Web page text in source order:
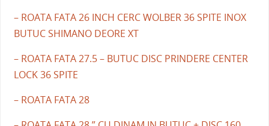
– ROATA FATA 26 INCH CERC WOLBER 36 SPITE INOX
BUTUC SHIMANO DEORE XT
– ROATA FATA 27.5 – BUTUC DISC PRINDERE CENTER
LOCK 36 SPITE
– ROATA FATA 28